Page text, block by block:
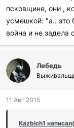
псковщине, они ,
усмешкой: "а.. это
война и не задела
Лебедь
11 Авг 2015
Kazbich1